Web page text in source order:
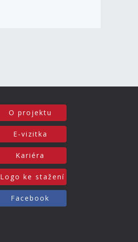
O projektu
E-vizitka
Kariéra
Logo ke stažení
Facebook